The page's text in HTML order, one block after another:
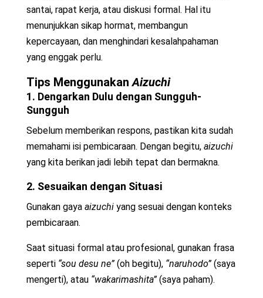
santai, rapat kerja, atau diskusi formal. Hal itu
menunjukkan sikap hormat, membangun
kepercayaan, dan menghindari kesalahpahaman
yang enggak perlu.
Tips MenggunakanAizuchi
1. Dengarkan Dulu dengan Sungguh-
Sungguh
Sebelum memberikan respons, pastikan kita sudah
memahami isi pembicaraan. Dengan begitu, aizuchi
yang kita berikan jadi lebih tepat dan bermakna.
2. Sesuaikan dengan Situasi
Gunakan gaya aizuchi yang sesuai dengan konteks
pembicaraan.
Saat situasi formal atau profesional, gunakan frasa
seperti “sou desu ne”(oh begitu), “naruhodo”(saya
mengerti), atau “wakarimashita”(saya paham).